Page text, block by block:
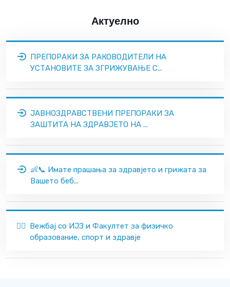
Актуелно
ПРЕПОРАКИ ЗА РАКОВОДИТЕЛИ НА
УСТАНОВИТЕ ЗА ЗГРИЖУВАЊЕ С...
ЈАВНОЗДРАВСТВЕНИ ПРЕПОРАКИ ЗА
ЗАШТИТА НА ЗДРАВЈЕТО НА ...
👶📞 Имате прашања за здравјето и грижата за
Вашето беб...
🏃‍♂️ Вежбај со ИЈЗ и Факултет за физичко
образование, спорт и здравје